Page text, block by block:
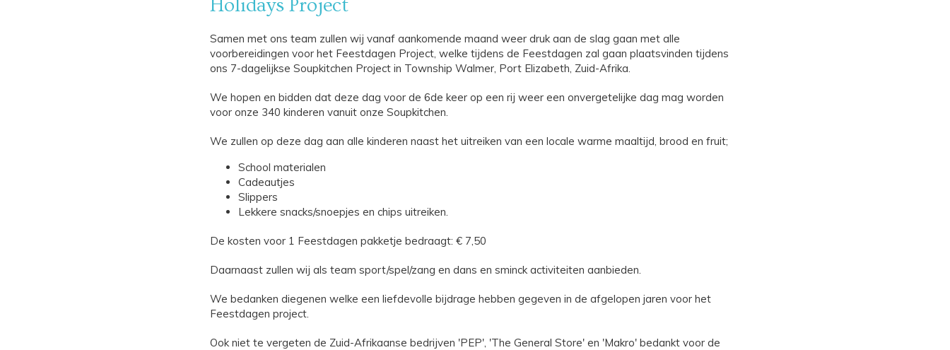
Holidays Project
Samen met ons team zullen wij vanaf aankomende maand weer druk aan de slag gaan met alle
voorbereidingen voor het Feestdagen Project, welke tijdens de Feestdagen zal gaan plaatsvinden tijdens
ons 7-dagelijkse Soupkitchen Project in Township Walmer, Port Elizabeth, Zuid-Afrika.
We hopen en bidden dat deze dag voor de 6de keer op een rij weer een onvergetelijke dag mag worden
voor onze 340 kinderen vanuit onze Soupkitchen.
We zullen op deze dag aan alle kinderen naast het uitreiken van een locale warme maaltijd, brood en fruit;
School materialen
Cadeautjes
Slippers
Lekkere snacks/snoepjes en chips uitreiken.
De kosten voor 1 Feestdagen pakketje bedraagt: € 7,50
Daarnaast zullen wij als team sport/spel/zang en dans en sminck activiteiten aanbieden.
We bedanken diegenen welke een liefdevolle bijdrage hebben gegeven in de afgelopen jaren voor het
Feestdagen project.
Ook niet te vergeten de Zuid-Afrikaanse bedrijven 'PEP', 'The General Store' en 'Makro' bedankt voor de